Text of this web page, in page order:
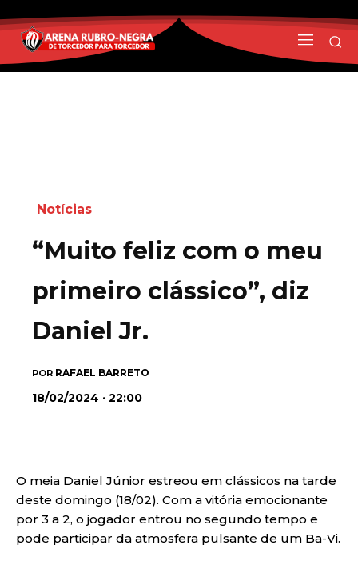
Notícias
“Muito feliz com o meu
primeiro clássico”, diz
Daniel Jr.
POR RAFAEL BARRETO
18/02/2024 · 22:00
O meia Daniel Júnior estreou em clássicos na tarde
deste domingo (18/02). Com a vitória emocionante
por 3 a 2, o jogador entrou no segundo tempo e
pode participar da atmosfera pulsante de um Ba-Vi.